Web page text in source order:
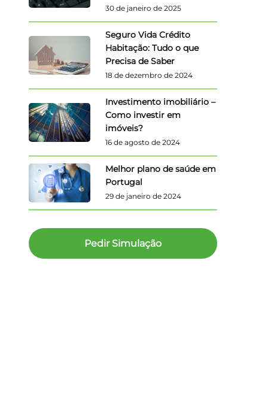
30 de janeiro de 2025
Seguro Vida Crédito
Habitação: Tudo o que
Precisa de Saber
18 de dezembro de 2024
Investimento imobiliário –
Como investir em
imóveis?
16 de agosto de 2024
Melhor plano de saúde em
Portugal
29 de janeiro de 2024
Pedir Simulação